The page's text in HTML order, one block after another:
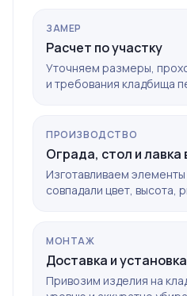
ЗАМЕР
Расчет по участку
Уточняем размеры,
и требования кладбища
ПРОИЗВОДСТВО
Ограда, стол и лавка
Изготавливаем
совпадали цвет, высота,
МОНТАЖ
Доставка и установка
Привозим изделия на